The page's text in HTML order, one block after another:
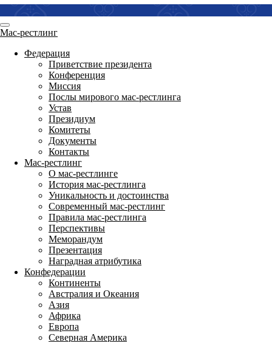
Мас-рестлинг
Федерация
Приветствие президента
Конференция
Миссия
Послы мирового мас-рестлинга
Устав
Президиум
Комитеты
Документы
Контакты
Мас-рестлинг
О мас-рестлинге
История мас-рестлинга
Уникальность и достоинства
Современный мас-рестлинг
Правила мас-рестлинга
Перспективы
Меморандум
Презентация
Наградная атрибутика
Конфедерации
Континенты
Австралия и Океания
Азия
Африка
Европа
Северная Америка